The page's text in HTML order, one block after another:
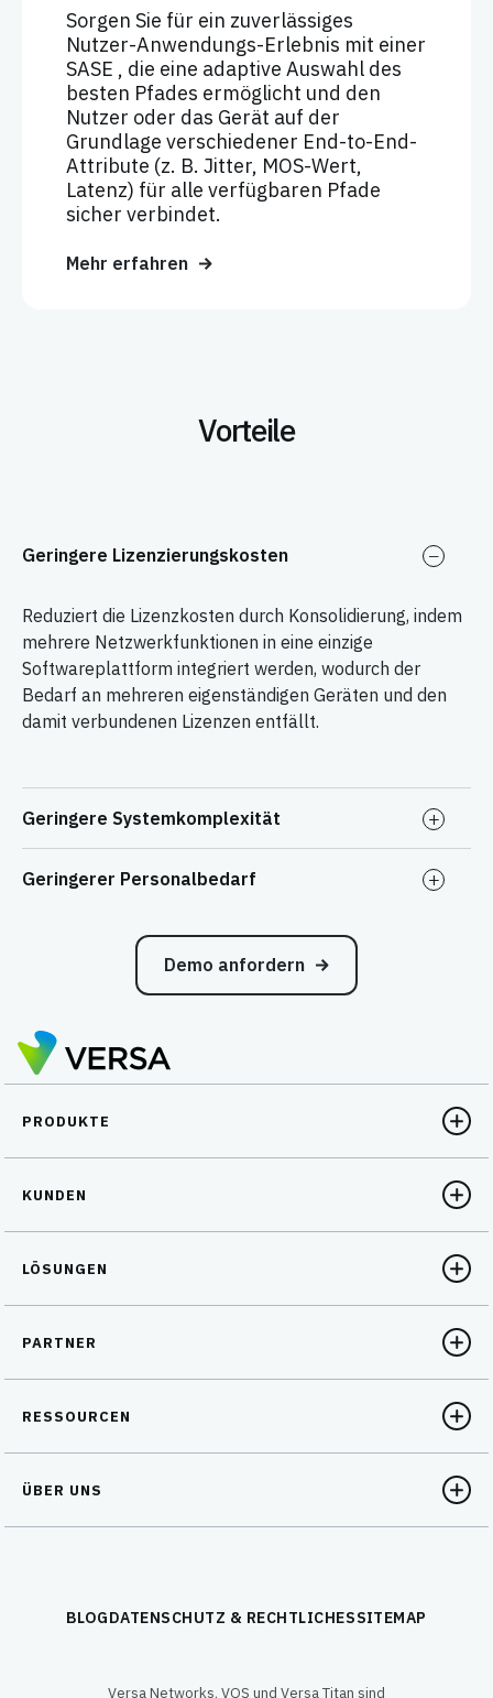
Sorgen Sie für ein zuverlässiges
Nutzer-Anwendungs-Erlebnis mit einer
SASE , die eine adaptive Auswahl des
besten Pfades ermöglicht und den
Nutzer oder das Gerät auf der
Grundlage verschiedener End-to-End-
Attribute (z. B. Jitter, MOS-Wert,
Latenz) für alle verfügbaren Pfade
sicher verbindet.
Mehr erfahren
Vorteile
Geringere Lizenzierungskosten
Reduziert die Lizenzkosten durch Konsolidierung, indem
mehrere Netzwerkfunktionen in eine einzige
Softwareplattform integriert werden, wodurch der
Bedarf an mehreren eigenständigen Geräten und den
damit verbundenen Lizenzen entfällt.
Geringere Systemkomplexität
Geringerer Personalbedarf
Demo anfordern
PRODUKTE
KUNDEN
LÖSUNGEN
PARTNER
RESSOURCEN
ÜBER UNS
BLOGDATENSCHUTZ & RECHTLICHESSITEMAP
Versa Networks, VOS und Versa Titan sind